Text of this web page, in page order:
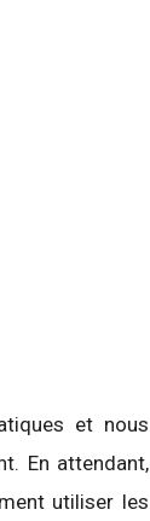
et nous
En attendant,
utiliser les